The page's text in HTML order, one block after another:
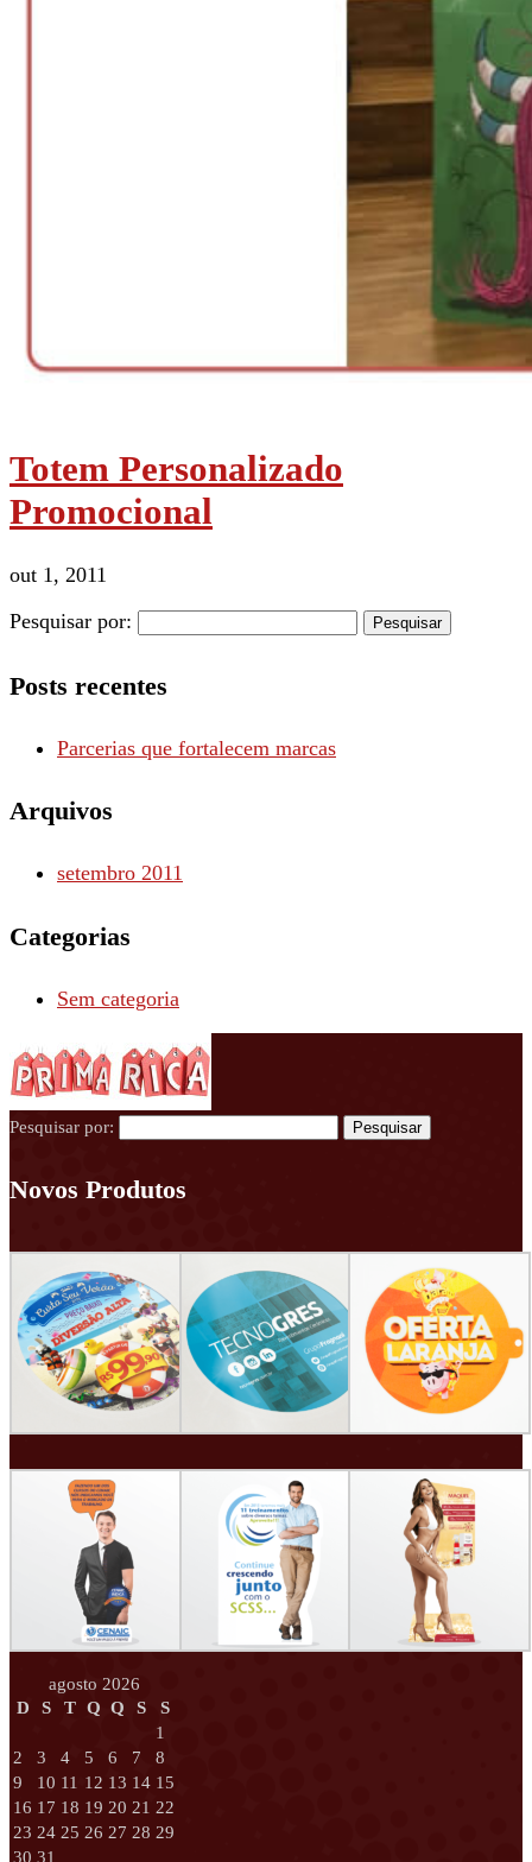
Totem Personalizado
Promocional
out 1, 2011
Pesquisar por:
Posts recentes
Parcerias que fortalecem marcas
Arquivos
setembro 2011
Categorias
Sem categoria
Pesquisar por:
Novos Produtos
agosto 2026
D
S T Q Q S
S
1
2
3 4 5 6 7
8
9
10 11 12 13 14 15
16 17 18 19 20 21 22
23 24 25 26 27 28 29
30 31